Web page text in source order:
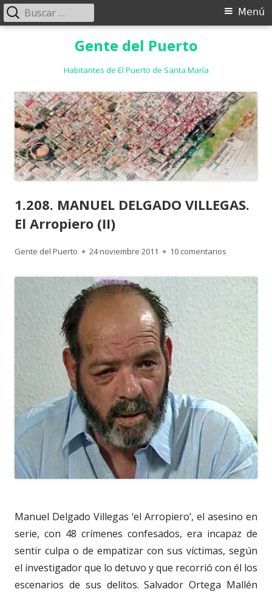
Gente del Puerto
Habitantes de El Puerto de Santa María
Menú
Menú
Buscar:
1.208. MANUEL DELGADO VILLEGAS.
El Arropiero (II)
Autor
Gente del Puerto
Publicado
24 noviembre 2011 10 comentarios
Manuel Delgado Villegas ‘el Arropiero’, el asesino en
serie, con 48 crímenes confesados, era incapaz de
sentir culpa o de empatizar con sus víctimas, según
el investigador que lo detuvo y que recorrió con él los
escenarios de sus delitos. Salvador Ortega Mallén